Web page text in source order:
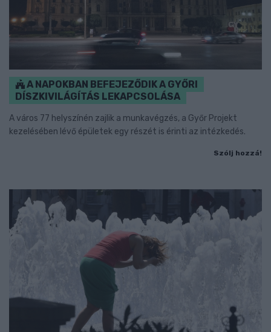
A NAPOKBAN BEFEJEZŐDIK A GYŐRI
DÍSZKIVILÁGÍTÁS LEKAPCSOLÁSA
A város 77 helyszínén zajlik a munkavégzés, a Győr Projekt
kezelésében lévő épületek egy részét is érinti az intézkedés.
Szólj hozzá!